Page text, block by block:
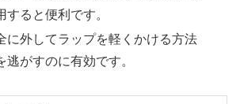
すると便利です。
に外してラップを軽くかける方法
逃がすのに有効です。